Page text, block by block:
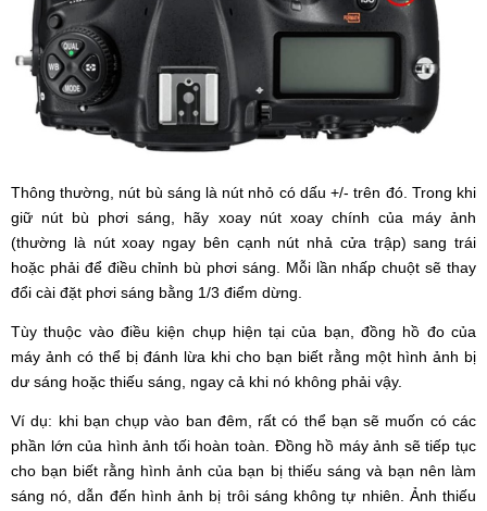
Thông thường, nút bù sáng là nút nhỏ có dấu +/- trên đó. Trong khi
giữ nút bù phơi sáng, hãy xoay nút xoay chính của máy ảnh
(thường là nút xoay ngay bên cạnh nút nhả cửa trập) sang trái
hoặc phải để điều chỉnh bù phơi sáng. Mỗi lần nhấp chuột sẽ thay
đổi cài đặt phơi sáng bằng 1/3 điểm dừng.
Tùy thuộc vào điều kiện chụp hiện tại của bạn, đồng hồ đo của
máy ảnh có thể bị đánh lừa khi cho bạn biết rằng một hình ảnh bị
dư sáng hoặc thiếu sáng, ngay cả khi nó không phải vậy.
Ví dụ: khi bạn chụp vào ban đêm, rất có thể bạn sẽ muốn có các
phần lớn của hình ảnh tối hoàn toàn. Đồng hồ máy ảnh sẽ tiếp tục
cho bạn biết rằng hình ảnh của bạn bị thiếu sáng và bạn nên làm
sáng nó, dẫn đến hình ảnh bị trôi sáng không tự nhiên. Ảnh thiếu